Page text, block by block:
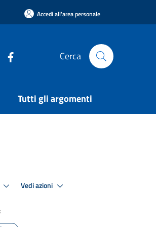
Accedi all'area personale
Cerca
Tutti gli argomenti
Vedi azioni